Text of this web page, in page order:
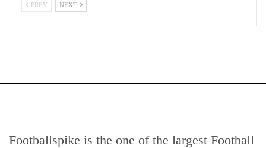
PREV NEXT
Footballspike is the one of the largest Football